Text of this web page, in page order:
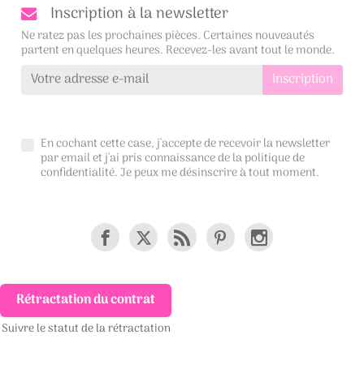
Inscription à la newsletter
Ne ratez pas les prochaines pièces. Certaines nouveautés
partent en quelques heures. Recevez-les avant tout le monde.
En cochant cette case, j'accepte de recevoir la newsletter
par email et j'ai pris connaissance de lapolitique de
confidentialité. Je peux me désinscrire à tout moment.
Rétractation du contrat
Suivre le statut de la rétractation